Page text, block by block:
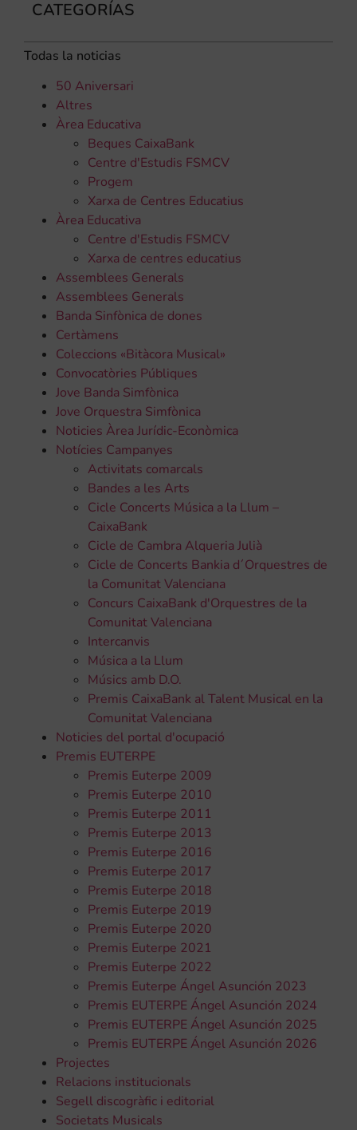
CATEGORÍAS
Todas la noticias
50 Aniversari
Altres
Àrea Educativa
Beques CaixaBank
Centre d'Estudis FSMCV
Progem
Xarxa de Centres Educatius
Àrea Educativa
Centre d'Estudis FSMCV
Xarxa de centres educatius
Assemblees Generals
Assemblees Generals
Banda Sinfònica de dones
Certàmens
Coleccions «Bitàcora Musical»
Convocatòries Públiques
Jove Banda Simfònica
Jove Orquestra Simfònica
Noticies Àrea Jurídic-Econòmica
Notícies Campanyes
Activitats comarcals
Bandes a les Arts
Cicle Concerts Música a la Llum –
CaixaBank
Cicle de Cambra Alqueria Julià
Cicle de Concerts Bankia d´Orquestres de
la Comunitat Valenciana
Concurs CaixaBank d'Orquestres de la
Comunitat Valenciana
Intercanvis
Música a la Llum
Músics amb D.O.
Premis CaixaBank al Talent Musical en la
Comunitat Valenciana
Noticies del portal d'ocupació
Premis EUTERPE
Premis Euterpe 2009
Premis Euterpe 2010
Premis Euterpe 2011
Premis Euterpe 2013
Premis Euterpe 2016
Premis Euterpe 2017
Premis Euterpe 2018
Premis Euterpe 2019
Premis Euterpe 2020
Premis Euterpe 2021
Premis Euterpe 2022
Premis Euterpe Ángel Asunción 2023
Premis EUTERPE Ángel Asunción 2024
Premis EUTERPE Ángel Asunción 2025
Premis EUTERPE Ángel Asunción 2026
Projectes
Relacions institucionals
Segell discogràfic i editorial
Societats Musicals